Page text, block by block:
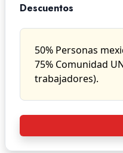
Descuentos
50% Personas
75% Comunidad
trabajadores).